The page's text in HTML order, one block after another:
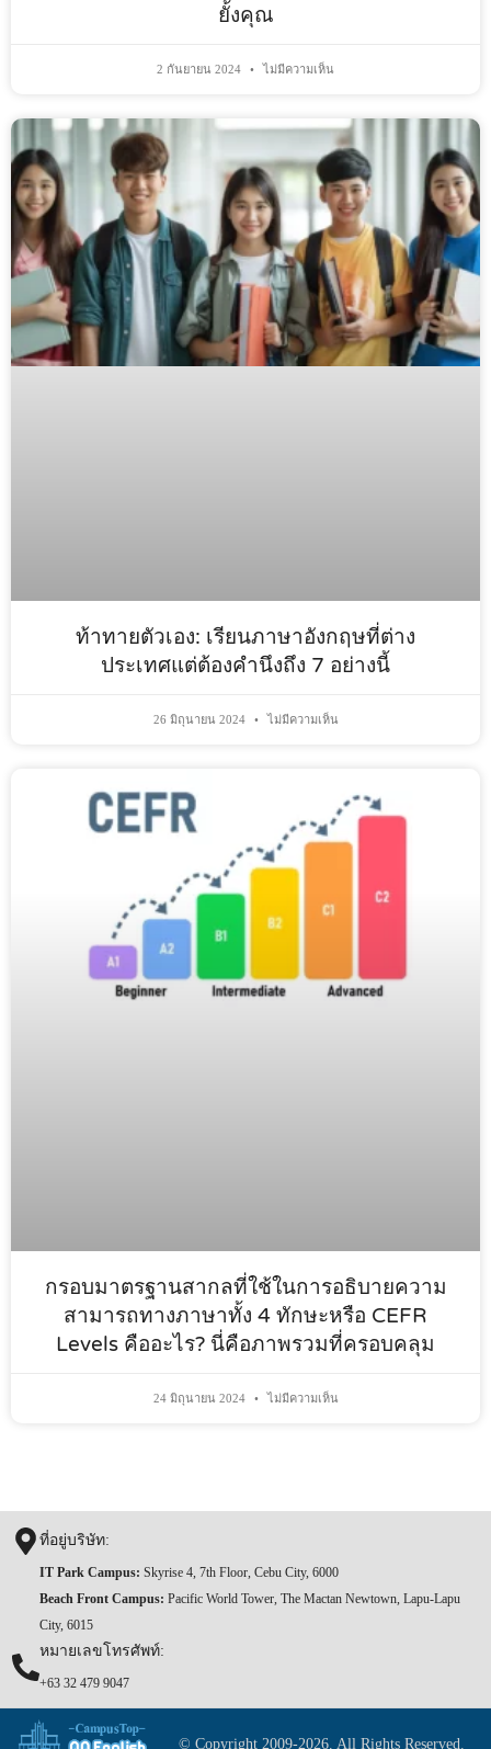
ยั้งคุณ
2 กันยายน 2024 ไม่มีความเห็น
ท้าทายตัวเอง: เรียนภาษาอังกฤษที่ต่าง
ประเทศแต่ต้องคำนึงถึง 7 อย่างนี้
26 มิถุนายน 2024 ไม่มีความเห็น
กรอบมาตรฐานสากลที่ใช้ในการอธิบายความ
สามารถทางภาษาทั้ง 4 ทักษะหรือ CEFR
Levels คืออะไร? นี่คือภาพรวมที่ครอบคลุม
24 มิถุนายน 2024 ไม่มีความเห็น
ที่อยู่บริษัท:
IT Park Campus: Skyrise 4, 7th Floor, Cebu City, 6000
Beach Front Campus: Pacific World Tower, The Mactan Newtown, Lapu-Lapu
City, 6015
หมายเลขโทรศัพท์:
+63 32 479 9047
© Copyright 2009-2026. All Rights Reserved.